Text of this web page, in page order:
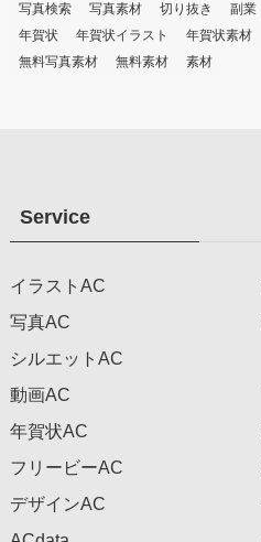
写真検索
写真素材 切り抜き 副業
年賀状
年賀状イラスト 年賀状素材
無料写真素材
無料素材 素材
Service
イラストAC
写真AC
シルエットAC
動画AC
年賀状AC
フリービーAC
デザインAC